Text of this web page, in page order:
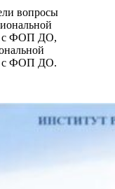
вопросы
с ФОП ДО,
с ФОП ДО.